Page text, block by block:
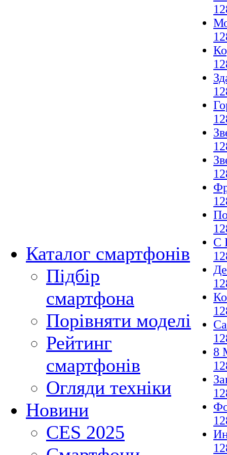
Каталог смартфонів
Підбір
смартфона
Порівняти моделі
Рейтинг
смартфонів
Огляди техніки
Новини
CES 2025
С
8